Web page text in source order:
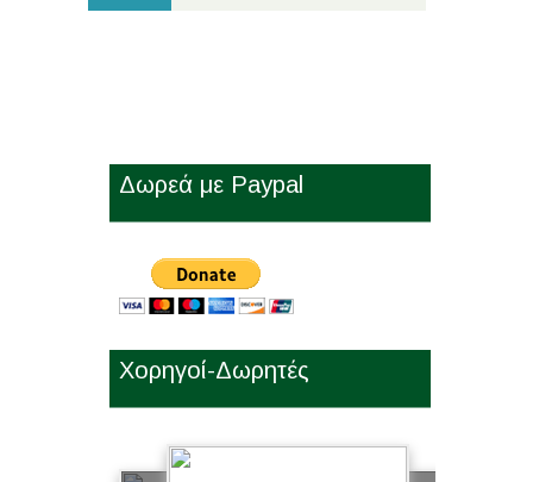
Δωρεά με Paypal
Χορηγοί-Δωρητές